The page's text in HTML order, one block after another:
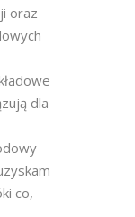
oraz
dla
co,